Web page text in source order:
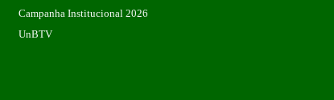
Campanha Institucional 2026
UnBTV